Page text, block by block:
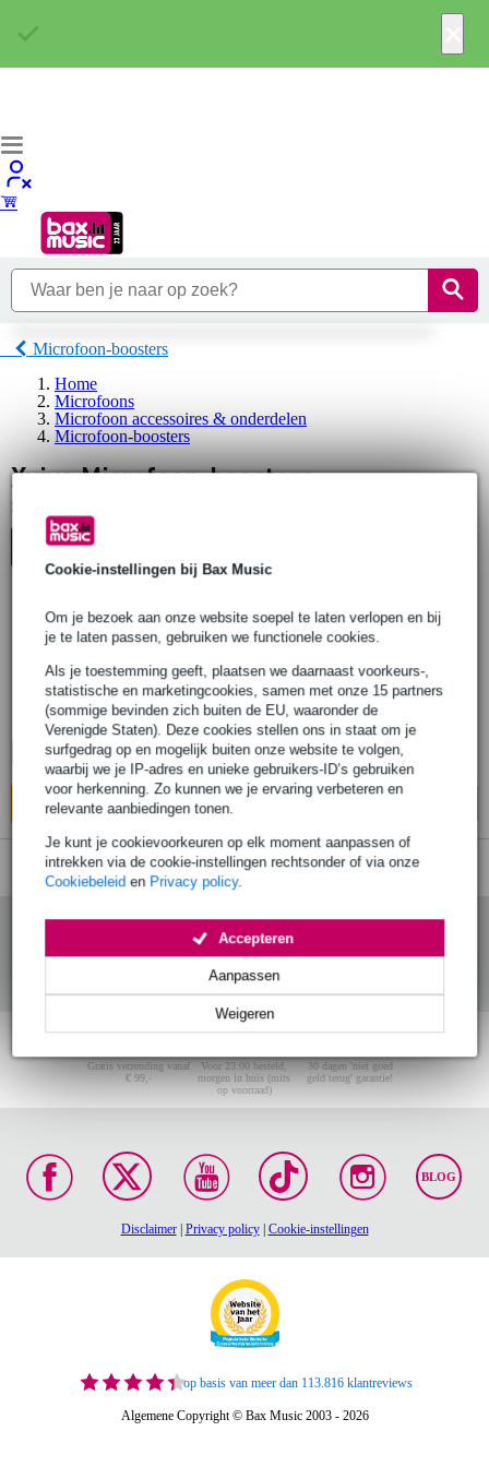
Cookie-instellingen bij Bax Music
Om je bezoek aan onze website soepel te laten verlopen en bij
je te laten passen, gebruiken we functionele cookies.
Als je toestemming geeft, plaatsen we daarnaast voorkeurs-,
statistische en marketingcookies, samen met onze 15 partners
(sommige bevinden zich buiten de EU, waaronder de
Verenigde Staten). Deze cookies stellen ons in staat om je
surfgedrag op en mogelijk buiten onze website te volgen,
waarbij we je IP-adres en unieke gebruikers-ID’s gebruiken
voor herkenning. Zo kunnen we je ervaring verbeteren en
relevante aanbiedingen tonen.
Je kunt je cookievoorkeuren op elk moment aanpassen of
intrekken via de cookie-instellingen rechtsonder of via onze
Cookiebeleid en Privacy policy.
Weigeren
Aanpassen
Accepteren
Microfoon-boosters
Home
Microfoons
Microfoon accessoires & onderdelen
Microfoon-boosters
Xvive Microfoon-boosters
Er is
Top-10
🔥HOT & NEW
Xvive P2 In-Line Tube Preamp voor
Dynamische Microfoons
€ 206,-
Op voorraad bij de leverancier
In mijn winkelwagen
Gratis verzending vanaf
€ 99,-
Voor 23:00 besteld,
morgen in huis (mits
op voorraad)
30 dagen 'niet goed
geld terug' garantie!
BLOG
Disclaimer| Privacy policy| Cookie-instellingen
op basis van meer dan 113.816 klantreviews
Algemene Copyright © Bax Music 2003 - 2026